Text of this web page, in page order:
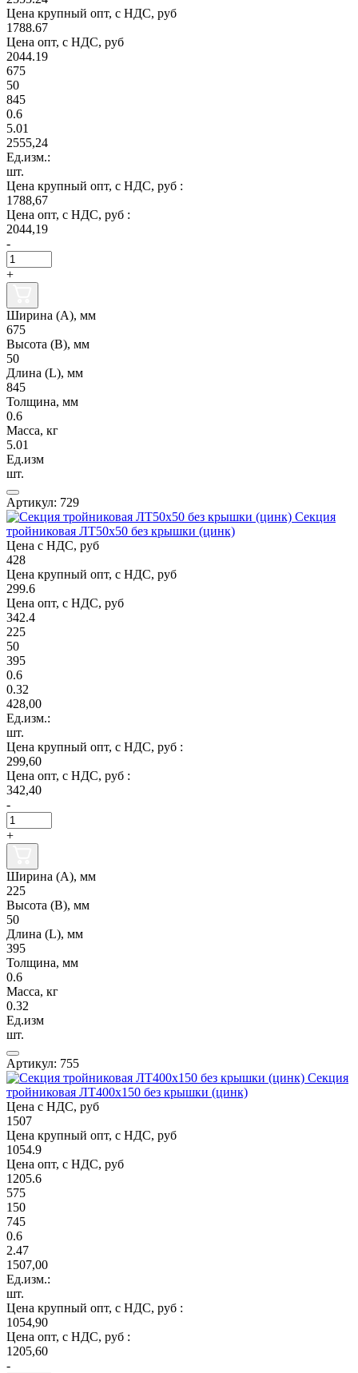
Цена крупный опт, с НДС, руб
1788.67
Цена опт, с НДС, руб
2044.19
675
50
845
0.6
5.01
2555,24
Ед.изм.:
шт.
Цена крупный опт, с НДС, руб :
1788,67
Цена опт, с НДС, руб :
2044,19
-
+
Ширина (А), мм
675
Высота (В), мм
50
Длина (L), мм
845
Толщина, мм
0.6
Масса, кг
5.01
Ед.изм
шт.
Артикул: 729
Секция
тройниковая ЛТ50х50 без крышки (цинк)
Цена с НДС, руб
428
Цена крупный опт, с НДС, руб
299.6
Цена опт, с НДС, руб
342.4
225
50
395
0.6
0.32
428,00
Ед.изм.:
шт.
Цена крупный опт, с НДС, руб :
299,60
Цена опт, с НДС, руб :
342,40
-
+
Ширина (А), мм
225
Высота (В), мм
50
Длина (L), мм
395
Толщина, мм
0.6
Масса, кг
0.32
Ед.изм
шт.
Артикул: 755
Секция
тройниковая ЛТ400х150 без крышки (цинк)
Цена с НДС, руб
1507
Цена крупный опт, с НДС, руб
1054.9
Цена опт, с НДС, руб
1205.6
575
150
745
0.6
2.47
1507,00
Ед.изм.:
шт.
Цена крупный опт, с НДС, руб :
1054,90
Цена опт, с НДС, руб :
1205,60
-